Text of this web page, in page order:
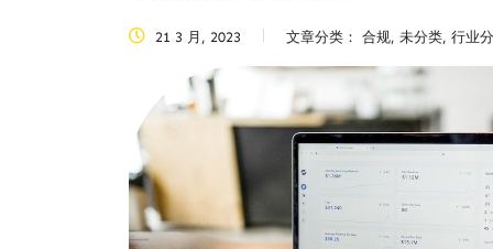
21 3 月, 2023 文章分类： 合规, 未分类, 行业